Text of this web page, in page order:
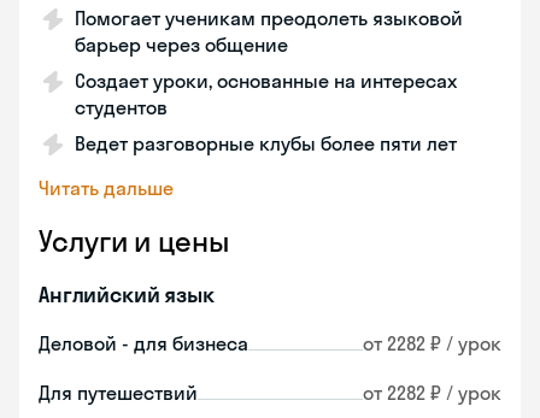
Помогает ученикам преодолеть языковой
барьер через общение
Создает уроки, основанные на интересах
студентов
Ведет разговорные клубы более пяти лет
Читать дальше
Услуги и цены
Английский язык
Деловой - для бизнеса от 2282 ₽ / урок
Для путешествий от 2282 ₽ / урок